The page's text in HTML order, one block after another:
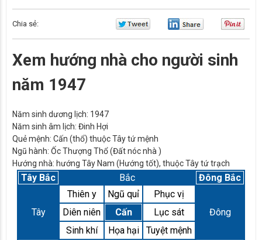
Chia sẻ:
Xem hướng nhà cho người sinh
năm 1947
Năm sinh dương lịch: 1947
Năm sinh âm lịch: Đinh Hợi
Quẻ mệnh: Cấn (thổ) thuộc Tây tứ mệnh
Ngũ hành: Ốc Thượng Thổ (Đất nóc nhà )
Hướng nhà: hướng Tây Nam (Hướng tốt), thuộc Tây tứ trạch
Tây Bắc Bắc Đông Bắc
Tây
Thiên y Ngũ quỉ
Phục vị
Đông
Diên niên Cấn
Lục sát
Sinh khí
Họa hại
Tuyệt mệnh